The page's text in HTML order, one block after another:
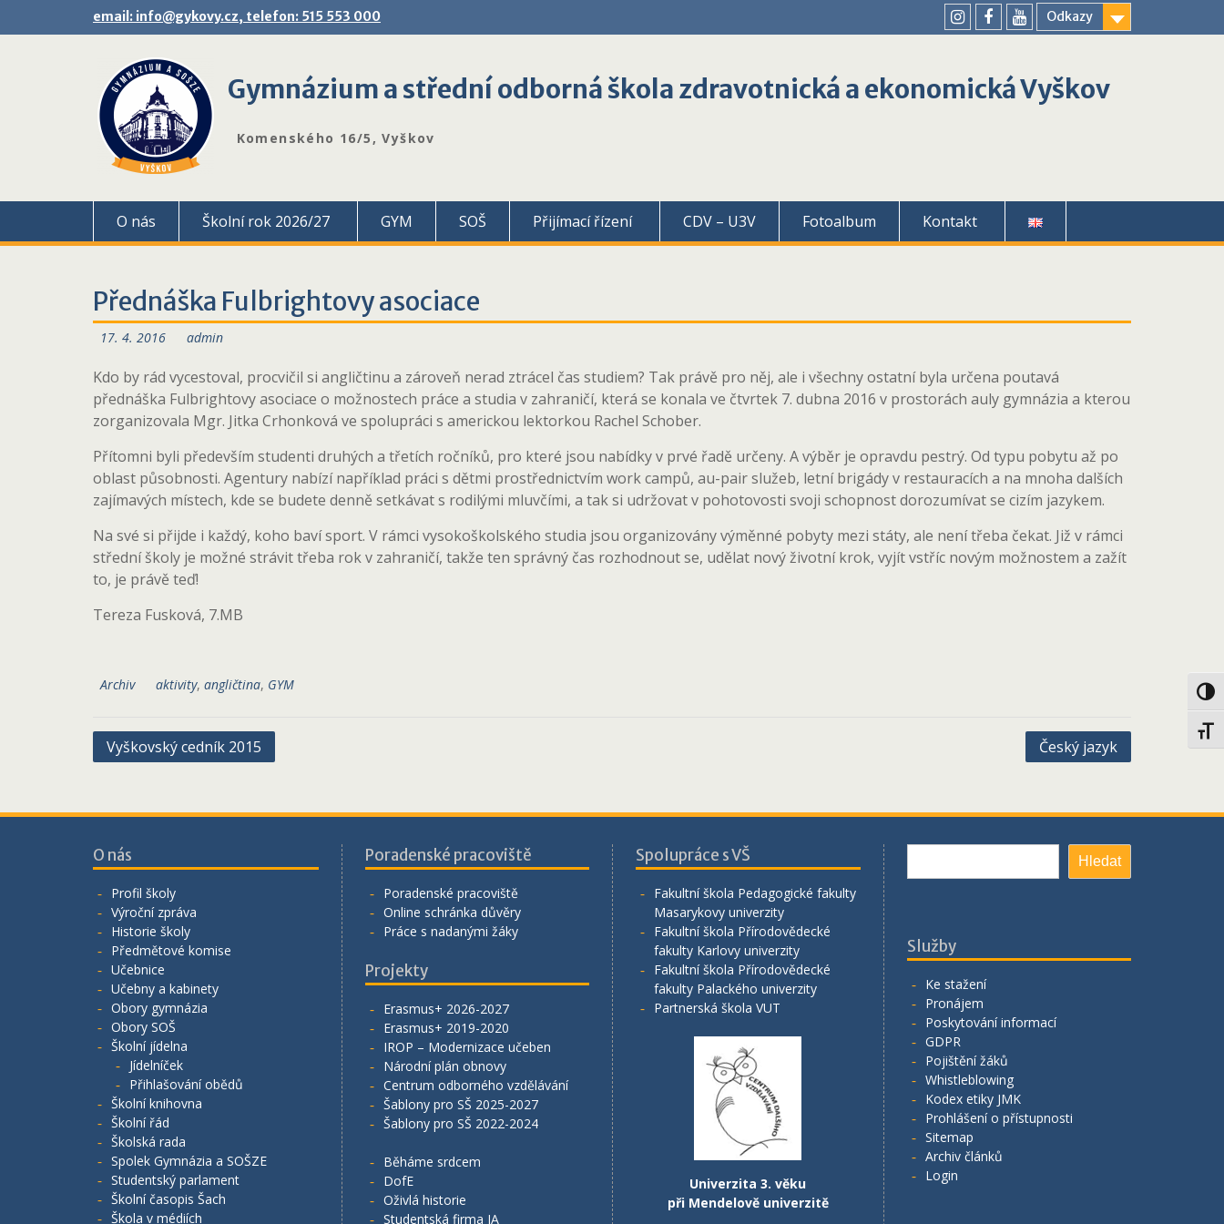
email: info@gykovy.cz, telefon: 515 553 000 Odkazy
youtube
Gymnázium a střední odborná škola zdravotnická a ekonomická Vyškov
Komenského 16/5, Vyškov
O nás Školní rok 2026/27 GYM SOŠ Přijímací řízení CDV – U3V Fotoalbum Kontakt
Přednáška Fulbrightovy asociace
17. 4. 2016 admin
Kdo by rád vycestoval, procvičil si angličtinu a zároveň nerad ztrácel čas studiem? Tak právě pro něj, ale i všechny ostatní byla určena poutavá
přednáška Fulbrightovy asociace o možnostech práce a studia v zahraničí, která se konala ve čtvrtek 7. dubna 2016 v prostorách auly gymnázia a kterou
zorganizovala Mgr. Jitka Crhonková ve spolupráci s americkou lektorkou Rachel Schober.
Přítomni byli především studenti druhých a třetích ročníků, pro které jsou nabídky v prvé řadě určeny. A výběr je opravdu pestrý. Od typu pobytu až po
oblast působnosti. Agentury nabízí například práci s dětmi prostřednictvím work campů, au-pair služeb, letní brigády v restauracích a na mnoha dalších
zajímavých místech, kde se budete denně setkávat s rodilými mluvčími, a tak si udržovat v pohotovosti svoji schopnost dorozumívat se cizím jazykem.
Na své si přijde i každý, koho baví sport. V rámci vysokoškolského studia jsou organizovány výměnné pobyty mezi státy, ale není třeba čekat. Již v rámci
střední školy je možné strávit třeba rok v zahraničí, takže ten správný čas rozhodnout se, udělat nový životní krok, vyjít vstříc novým možnostem a zažít
to, je právě teď!
Tereza Fusková, 7.MB
Archiv aktivity, angličtina, GYM
Navigace
Vyškovský cedník 2015 Český jazyk
O nás
Profil školy
Výroční zpráva
Historie školy
Předmětové komise
Učebnice
Učebny a kabinety
Obory gymnázia
Obory SOŠ
Školní jídelna
Jídelníček
Přihlašování obědů
Školní knihovna
Školní řád
Školská rada
Spolek Gymnázia a SOŠZE
Studentský parlament
Školní časopis Šach
Škola v médiích
Poradenské pracoviště
Poradenské pracoviště
Online schránka důvěry
Práce s nadanými žáky
Projekty
Erasmus+ 2026-2027
Erasmus+ 2019-2020
IROP – Modernizace učeben
Národní plán obnovy
Centrum odborného vzdělávání
Šablony pro SŠ 2025-2027
Šablony pro SŠ 2022-2024
Běháme srdcem
DofE
Oživlá historie
Studentská firma JA
Spolupráce s VŠ
Fakultní škola Pedagogické fakulty
Masarykovy univerzity
Fakultní škola Přírodovědecké
fakulty Karlovy univerzity
Fakultní škola Přírodovědecké
fakulty Palackého univerzity
Partnerská škola VUT
Univerzita 3. věku
při Mendelově univerzitě
Hledat
Služby
Ke stažení
Pronájem
Poskytování informací
GDPR
Pojištění žáků
Whistleblowing
Kodex etiky JMK
Prohlášení o přístupnosti
Sitemap
Archiv článků
Login